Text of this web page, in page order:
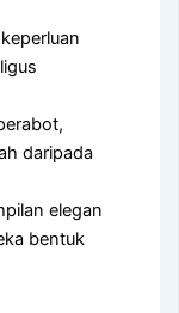
daripada
elegan
bentuk